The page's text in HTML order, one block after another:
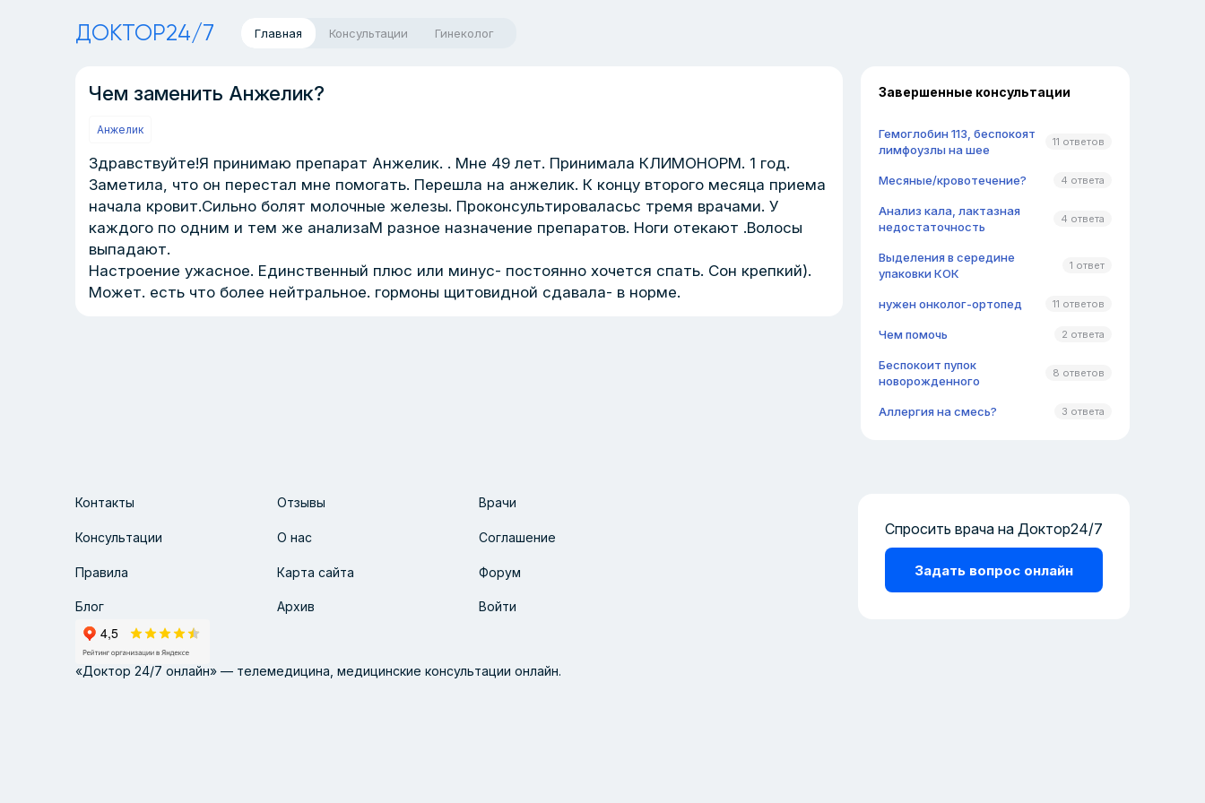
ДОКТОР24/7 Главная Консультации Гинеколог
Чем заменить Анжелик?
Анжелик
Здравствуйте!Я принимаю препарат Анжелик. . Мне 49 лет. Принимала КЛИМОНОРМ. 1 год.
Заметила, что он перестал мне помогать. Перешла на анжелик. К концу второго месяца приема
начала кровит.Сильно болят молочные железы. Проконсультироваласьс тремя врачами. У
каждого по одним и тем же анализаМ разное назначение препаратов. Ноги отекают .Волосы
выпадают.
Настроение ужасное. Единственный плюс или минус- постоянно хочется спать. Сон крепкий).
Может. есть что более нейтральное. гормоны щитовидной сдавала- в норме.
Завершенные консультации
Гемоглобин 113, беспокоят
лимфоузлы на шее
11 ответов
Месяные/кровотечение? 4 ответа
Анализ кала, лактазная
недостаточность
4 ответа
Выделения в середине
упаковки КОК
1 ответ
нужен онколог-ортопед 11 ответов
Чем помочь 2 ответа
Беспокоит пупок
новорожденного
8 ответов
Аллергия на смесь? 3 ответа
Контакты Отзывы Врачи
Консультации О нас Соглашение
Правила Карта сайта Форум
Блог Архив Войти
Спросить врача на Доктор24/7
Задать вопрос онлайн
«Доктор 24/7 онлайн» — телемедицина, медицинские консультации онлайн.